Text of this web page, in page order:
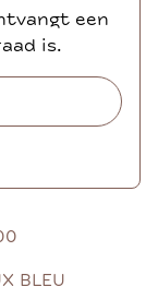
een
is.
BLEU